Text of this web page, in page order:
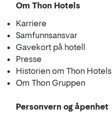
Om Thon Hotels
Karriere
Samfunnsansvar
Gavekort på hotell
Presse
Historien om Thon Hotels
Om Thon Gruppen
Personvern og åpenhet